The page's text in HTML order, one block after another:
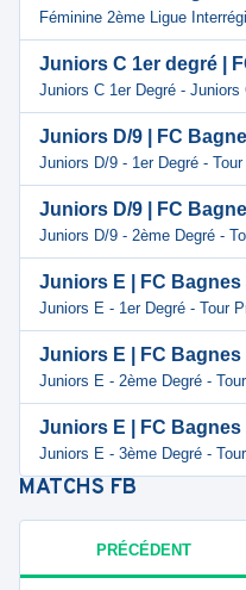
Féminine 2ème Ligue
Juniors C 1er degré |
Juniors C 1er Degré -
Juniors D/9 | FC
Juniors D/9 - 1er Degré -
Juniors D/9 | FC
Juniors D/9 - 2ème Degré -
Juniors E | FC Bagnes
Juniors E - 1er Degré - Tour
Juniors E | FC Bagnes
Juniors E - 2ème Degré -
Juniors E | FC Bagnes
Juniors E - 3ème Degré -
MATCHS FB
PRÉCÉDENT